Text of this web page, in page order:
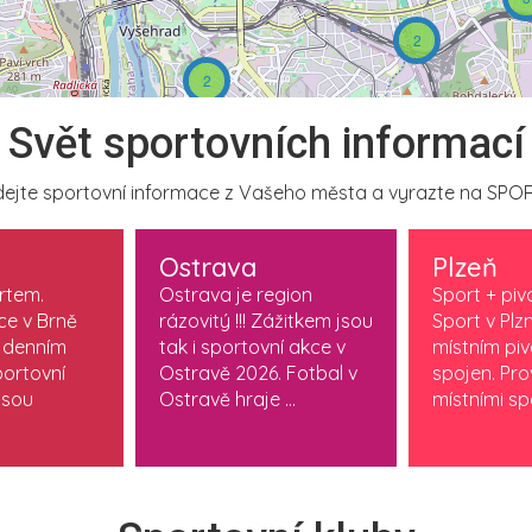
2
2
Svět sportovních informací
sportovní informace z Vašeho města a vyrazte na
v Brně
Ostrava
Ostrava je region
rázovitý !!! Zážitkem jsou
tak i sportovní akce v
Ostravě 2026. Fotbal v
Ostravě hraje ...
Plzeň
Sport +
Sport v
místním
spojen.
místními